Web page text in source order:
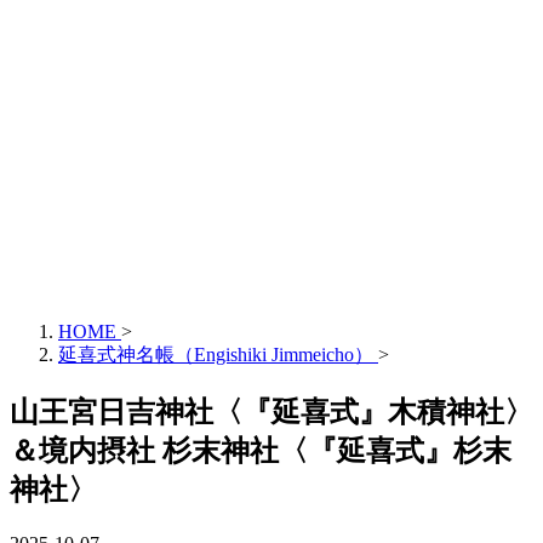
HOME >
延喜式神名帳（Engishiki Jimmeicho）
>
山王宮日吉神社〈『延喜式』木積神社〉
＆境内摂社 杉末神社〈『延喜式』杉末
神社〉